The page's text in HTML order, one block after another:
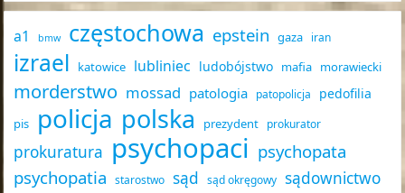
a1 bmw częstochowa epstein gaza iran
izrael katowice lubliniec ludobójstwo mafia morawiecki
morderstwo mossad patologia patopolicja pedofilia
pis policja polska prezydent prokurator
prokuratura psychopaci psychopata
psychopatia
starostwo sąd sąd okręgowy sądownictwo